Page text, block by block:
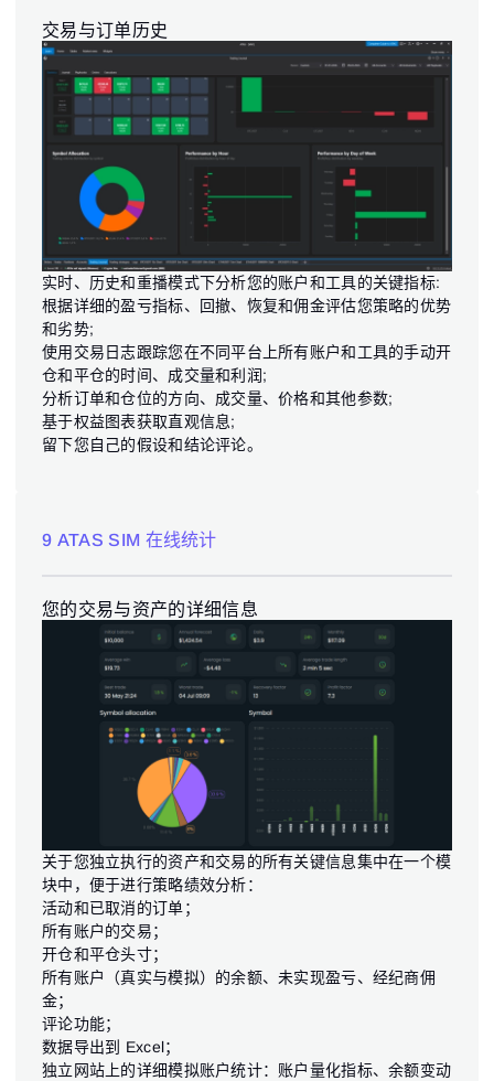
交易与订单历史
实时、历史和重播模式下分析您的账户和工具的关键指标:
根据详细的盈亏指标、回撤、恢复和佣金评估您策略的优势
和劣势;
使用交易日志跟踪您在不同平台上所有账户和工具的手动开
仓和平仓的时间、成交量和利润;
分析订单和仓位的方向、成交量、价格和其他参数;
基于权益图表获取直观信息;
留下您自己的假设和结论评论。
9 ATAS SIM 在线统计
您的交易与资产的详细信息
关于您独立执行的资产和交易的所有关键信息集中在一个模
块中，便于进行策略绩效分析：
活动和已取消的订单；
所有账户的交易；
开仓和平仓头寸；
所有账户（真实与模拟）的余额、未实现盈亏、经纪商佣
金；
评论功能；
数据导出到 Excel；
独立网站上的详细模拟账户统计：账户量化指标、余额变动